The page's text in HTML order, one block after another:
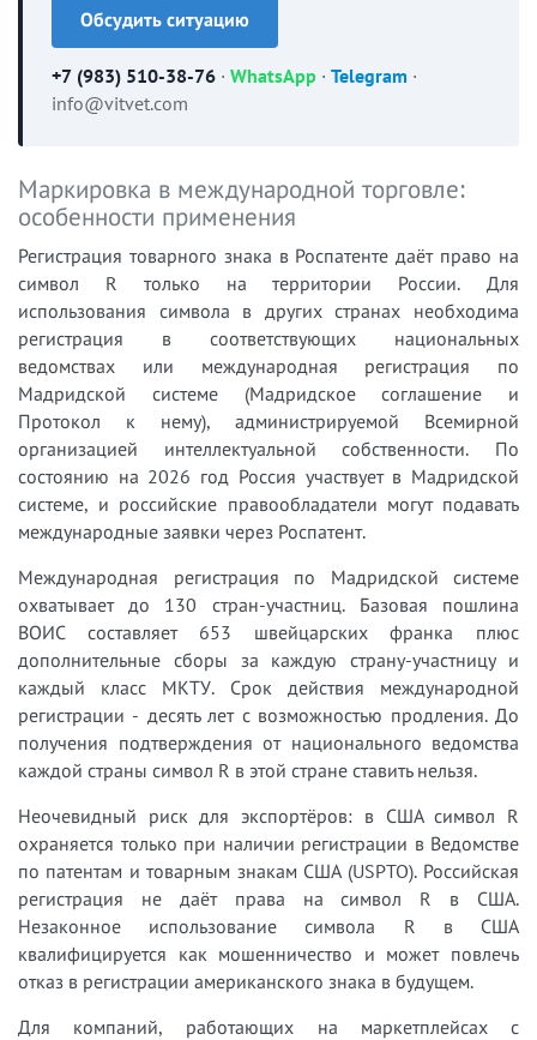
Обсудить ситуацию
+7 (983) 510-38-76 · WhatsApp · Telegram ·
info@vitvet.com
Маркировка в международной торговле:
особенности применения
Регистрация товарного знака в Роспатенте даёт право на
символ R только на территории России. Для
использования символа в других странах необходима
регистрация в соответствующих национальных
ведомствах или международная регистрация по
Мадридской системе (Мадридское соглашение и
Протокол к нему), администрируемой Всемирной
организацией интеллектуальной собственности. По
состоянию на 2026 год Россия участвует в Мадридской
системе, и российские правообладатели могут подавать
международные заявки через Роспатент.
Международная регистрация по Мадридской системе
охватывает до 130 стран-участниц. Базовая пошлина
ВОИС составляет 653 швейцарских франка плюс
дополнительные сборы за каждую страну-участницу и
каждый класс МКТУ. Срок действия международной
регистрации - десять лет с возможностью продления. До
получения подтверждения от национального ведомства
каждой страны символ R в этой стране ставить нельзя.
Неочевидный риск для экспортёров: в США символ R
охраняется только при наличии регистрации в Ведомстве
по патентам и товарным знакам США (USPTO). Российская
регистрация не даёт права на символ R в США.
Незаконное использование символа R в США
квалифицируется как мошенничество и может повлечь
отказ в регистрации американского знака в будущем.
Для компаний, работающих на маркетплейсах с